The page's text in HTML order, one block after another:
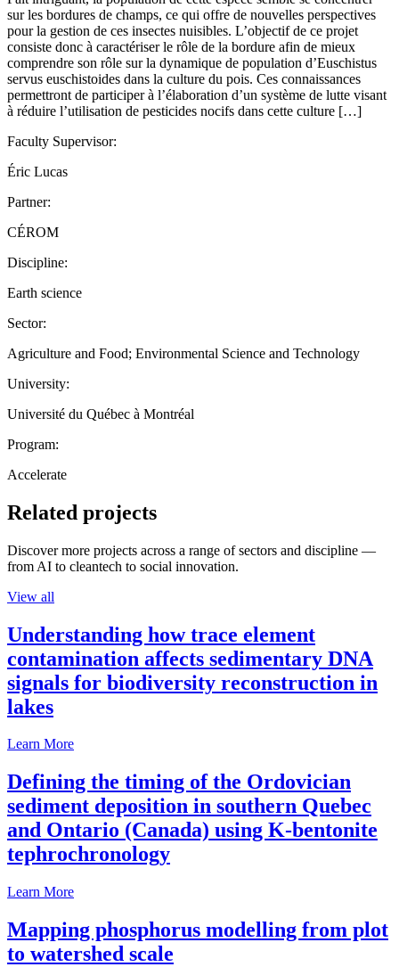
sur les bordures de champs, ce qui offre de nouvelles perspectives
pour la gestion de ces insectes nuisibles. L’objectif de ce projet
consiste donc à caractériser le rôle de la bordure afin de mieux
comprendre son rôle sur la dynamique de population d’Euschistus
servus euschistoides dans la culture du pois. Ces connaissances
permettront de participer à l’élaboration d’un système de lutte visant
à réduire l’utilisation de pesticides nocifs dans cette culture […]
Faculty Supervisor:
Éric Lucas
Partner:
CÉROM
Discipline:
Earth science
Sector:
Agriculture and Food; Environmental Science and Technology
University:
Université du Québec à Montréal
Program:
Accelerate
Related projects
Discover more projects across a range of sectors and discipline —
from AI to cleantech to social innovation.
View all
Understanding how trace element
contamination affects sedimentary DNA
signals for biodiversity reconstruction in
lakes
Learn More
Defining the timing of the Ordovician
sediment deposition in southern Quebec
and Ontario (Canada) using K-bentonite
tephrochronology
Learn More
Mapping phosphorus modelling from plot
to watershed scale